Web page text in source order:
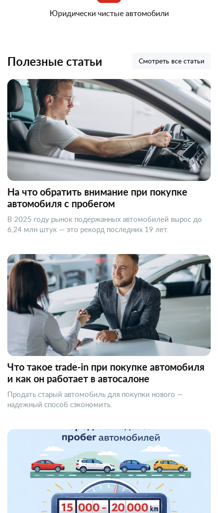
Юридически чистые автомобили
Полезные статьи Смотреть все статьи
На что обратить внимание при покупке
автомобиля с пробегом
В 2025 году рынок подержанных автомобилей вырос до
6,24 млн штук — это рекорд последних 19 лет.
Что такое trade-in при покупке автомобиля
и как он работает в автосалоне
Продать старый автомобиль для покупки нового —
надежный способ сэкономить.